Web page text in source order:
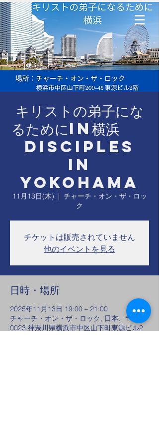
キリストの弟子にな
るためにin横浜
Disciples
in
Yokohama
11月13日(木)
  |
チャーチ・オン・ザ・ロッ
ク
チケットは販売されていません
他のイベントを見る
日時・場所
2025年11月13日 19:00 – 21:00
チャーチ・オン・ザ・ロック, 日本、〒231-
0023 神奈川県横浜市中区山下町東源ビル2